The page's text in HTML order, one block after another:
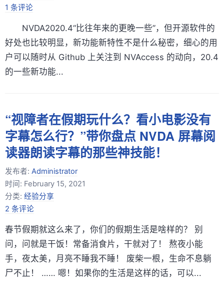
1 条评论
NVDA2020.4“比往年来的更晚一些”，但开源软件的
好处也比较明显，新功能新特性不是什么秘密，细心的用
户可以随时从 Github 上关注到 NVAccess 的动向，20.4
的一些新功能...
“视障者在假期玩什么？看小电影没有
字幕怎么行？”带你盘点 NVDA 屏幕阅
读器朗读字幕的那些神技能！
发布者: Administrator
时间: February 15, 2021
分类: 经验分享
2 条评论
春节假期就这么来了，你们的假期生活是啥样的？ 别
问，问就是干饭！常备消食片，干就对了！ 熬夜小能
手，夜太美，月亮不睡我不睡！ 废柴一根，生命不息躺
尸不止！ …… 嗯！如果你的生活是这样的话，可以...